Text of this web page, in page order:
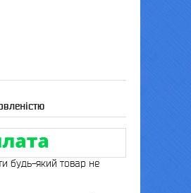
будь-який товар не